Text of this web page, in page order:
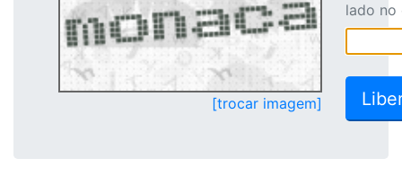
[trocar imagem]
lado no